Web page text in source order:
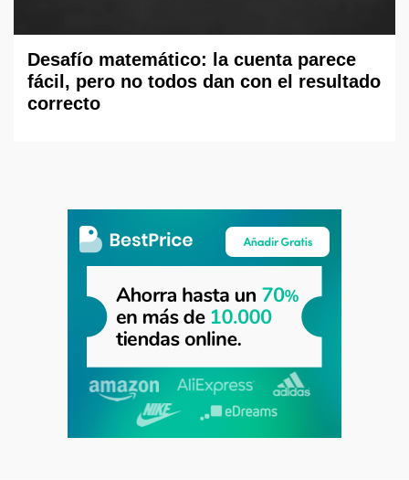
Desafío matemático: la cuenta parece
fácil, pero no todos dan con el resultado
correcto